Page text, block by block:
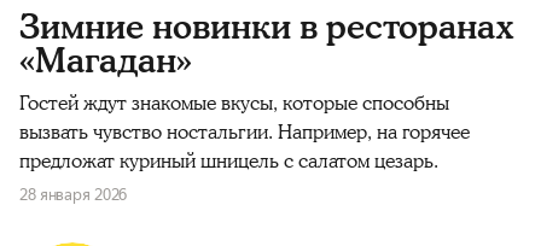
Зимние новинки в ресторанах
«Магадан»
Гостей ждут знакомые вкусы, которые способны
вызвать чувство ностальгии. Например, на горячее
предложат куриный шницель с салатом цезарь.
28 января 2026